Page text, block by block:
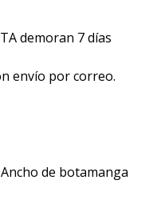
demoran 7 días
envío por correo.
Ancho de botamanga